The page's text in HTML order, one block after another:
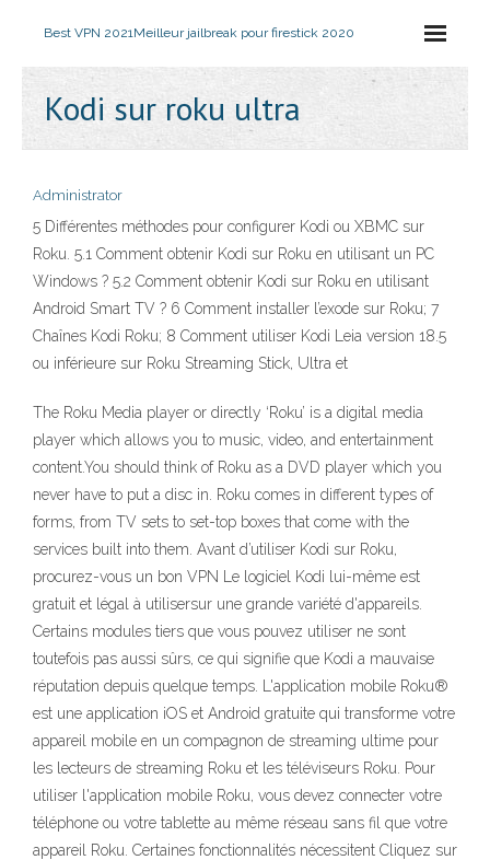
Best VPN 2021Meilleur jailbreak pour firestick 2020
Kodi sur roku ultra
Administrator
5 Différentes méthodes pour configurer Kodi ou XBMC sur
Roku. 5.1 Comment obtenir Kodi sur Roku en utilisant un PC
Windows ? 5.2 Comment obtenir Kodi sur Roku en utilisant
Android Smart TV ? 6 Comment installer l’exode sur Roku; 7
Chaînes Kodi Roku; 8 Comment utiliser Kodi Leia version 18.5
ou inférieure sur Roku Streaming Stick, Ultra et
The Roku Media player or directly ‘Roku’ is a digital media
player which allows you to music, video, and entertainment
content.You should think of Roku as a DVD player which you
never have to put a disc in. Roku comes in different types of
forms, from TV sets to set-top boxes that come with the
services built into them. Avant d’utiliser Kodi sur Roku,
procurez-vous un bon VPN Le logiciel Kodi lui-même est
gratuit et légal à utilisersur une grande variété d'appareils.
Certains modules tiers que vous pouvez utiliser ne sont
toutefois pas aussi sûrs, ce qui signifie que Kodi a mauvaise
réputation depuis quelque temps. L'application mobile Roku®
est une application iOS et Android gratuite qui transforme votre
appareil mobile en un compagnon de streaming ultime pour
les lecteurs de streaming Roku et les téléviseurs Roku. Pour
utiliser l'application mobile Roku, vous devez connecter votre
téléphone ou votre tablette au même réseau sans fil que votre
appareil Roku. Certaines fonctionnalités nécessitent Cliquez sur